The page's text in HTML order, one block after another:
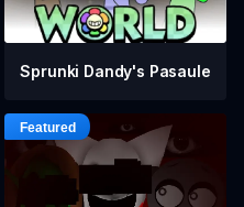
Sprunki Dandy's Pasaule